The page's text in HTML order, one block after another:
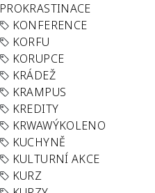
PROKRASTINACE
KONFERENCE
KORFU
KORUPCE
KRÁDEŽ
KRAMPUS
KREDITY
KRWAWÝKOLENO
KUCHYNĚ
KULTURNÍ AKCE
KURZ